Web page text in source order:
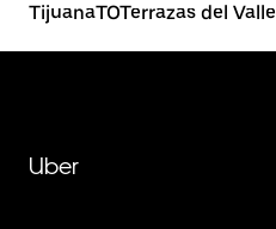
TijuanaTOTerrazas del Valle
Uber